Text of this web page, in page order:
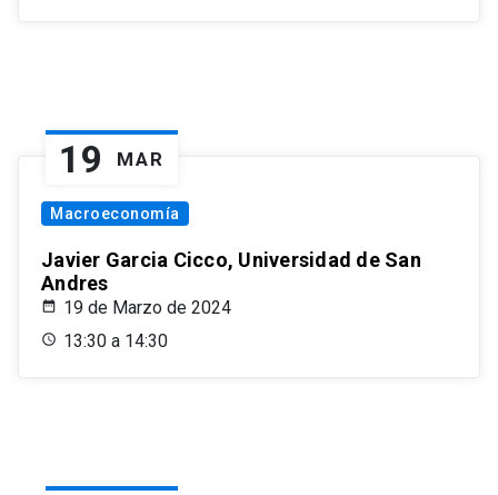
19 MAR
Macroeconomía
Javier Garcia Cicco, Universidad de San
Andres
19 de Marzo de 2024
13:30 a 14:30